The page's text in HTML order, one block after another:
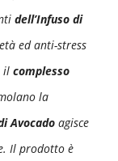
dell’Infuso di
ed anti-stress
il complesso
la
Avocado agisce
Il prodotto è